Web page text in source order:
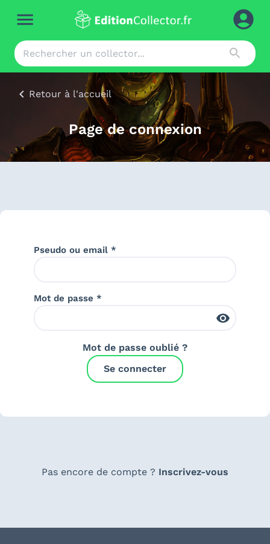
Retour à l'accueil
Page de connexion
Pseudo ou email *
Mot de passe *
Mot de passe oublié ?
Se connecter
Pas encore de compte ? Inscrivez-vous